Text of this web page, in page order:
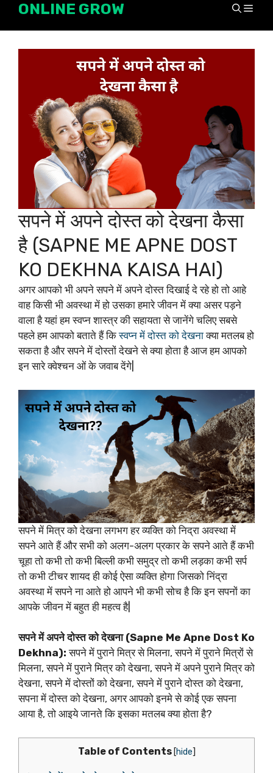
SkipONLINE GROW
सपने में अपने दोस्त को देखना कैसा
है (SAPNE ME APNE DOST
KO DEKHNA KAISA HAI)
अगर आपको भी अपने सपने में अपने दोस्त दिखाई दे रहे हो तो आहे
वाह किसी भी अवस्था में हो उसका हमारे जीवन में क्या असर पड़ने
वाला है यहां हम स्वप्न शास्त्र की सहायता से जानेंगे चलिए सबसे
पहले हम आपको बताते हैं किस्वप्न में दोस्त को देखनाक्या मतलब हो
सकता है और सपने में दोस्तों देखने से क्या होता है आज हम आपको
इन सारे क्वेश्चन ओं के जवाब देंगे|
सपने में मित्र को देखना लगभग हर व्यक्ति को निद्रा अवस्था में
सपने आते हैं और सभी को अलग-अलग प्रकार के सपने आते हैं कभी
चूहा तो कभी तो कभी बिल्ली कभी समुद्र तो कभी लड़का कभी सर्प
तो कभी टीचर शायद ही कोई ऐसा व्यक्ति होगा जिसको निंद्रा
अवस्था में सपने ना आते हो आपने भी कभी सोच है कि इन सपनों का
आपके जीवन में बहुत ही महत्व है|
सपने में अपने दोस्त को देखना (Sapne Me Apne Dost Ko
Dekhna):सपने में पुराने मित्र से मिलना, सपने में पुराने मित्रों से
मिलना, सपने में पुराने मित्र को देखना, सपने में अपने पुराने मित्र को
देखना, सपने में दोस्तों को देखना, सपने में पुराने दोस्त को देखना,
सपना में दोस्त को देखना, अगर आपको इनमे से कोई एक सपना
आया है, तो आइये जानते कि इसका मतलब क्या होता है?
Table of Contents [hide]